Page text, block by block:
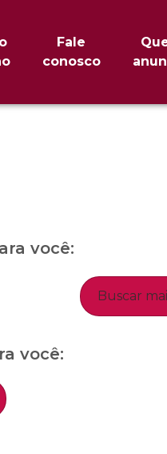
Fale
conosco
você:
Buscar
você: